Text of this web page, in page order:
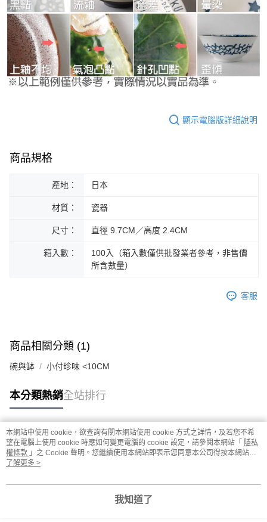
顯示電腦版詳細說明
商品規格
產地： 日本
材質： 瓷器
尺寸： 直徑 9.7CM／高度 2.4CM
箱入數：
100入（箱入數僅供批發業者參考，非售價
所含數量）
客服
商品相關分類 (1)
碗與缽 小付珍味 <10CM
本分類熱銷全站排行
熱門標籤
本網站中使用 cookie，欲查詢有關本網站使用 cookie 方式之詳情，及若您不希
望在電腦上使用 cookie 時應如何變更電腦的 cookie 設定，請參閱本網站「 隱私
權條款 」之 Cookie 聲明。您繼續使用本網站即表示您同意本公司得按本網站使
用條款之 Cookie 聲明使用 cookie。
了解更多 >
我知道了